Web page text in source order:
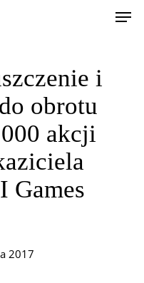
i
obrotu
akcji
Games
2017